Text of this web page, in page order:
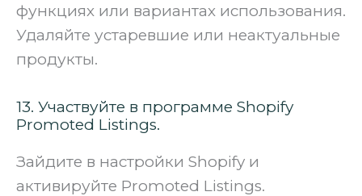
функциях или вариантах использования.
Удаляйте устаревшие или неактуальные
продукты.
13. Участвуйте в программе Shopify
Promoted Listings.
Зайдите в настройки Shopify и
активируйте Promoted Listings.